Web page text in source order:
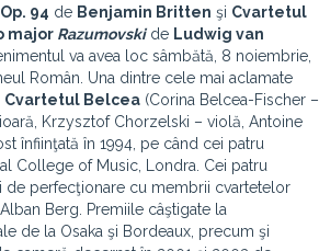
94 de Benjamin Britten şi Cvartetul
major Razumovskide Ludwig van
va avea loc sâmbătă, 8 noiembrie,
Român. Una dintre cele mai aclamate
Cvartetul Belcea (Corina Belcea-Fischer –
Krzysztof Chorzelski – violă, Antoine
înfiinţată în 1994, pe când cei patru
College of Music, Londra. Cei patru
de perfecţionare cu membrii cvartetelor
Berg. Premiile câştigate la
de la Osaka şi Bordeaux, precum şi